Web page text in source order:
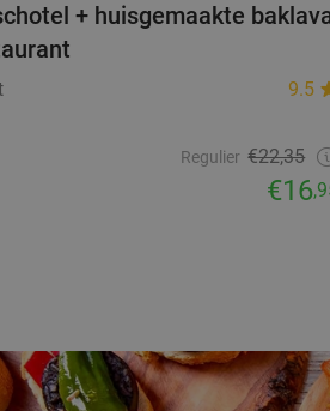
+ huisgemaakte
9.5
Regulier €22,35
€16